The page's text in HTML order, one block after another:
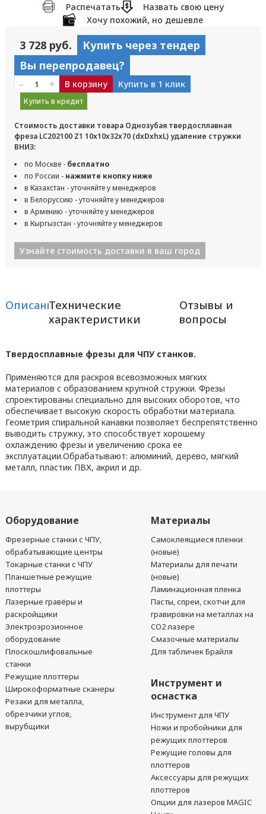
Распечатать
Назвать свою цену
Хочу похожий, но дешевле
3 728 руб.
Купить через тендер
Вы перепродавец?
– + В корзину Купить в 1 клик
Купить в кредит
Стоимость доставки товара Однозубая твердосплавная
фреза LC202100 Z1 10x10x32x70 (dxDxhxL) удаление стружки
ВНИЗ:
по Москве - бесплатно
по России - нажмите кнопку ниже
в Казахстан - уточняйте у менеджеров
в Белоруссию - уточняйте у менеджеров
в Армению - уточняйте у менеджеров
в Кыргызстан - уточняйте у менеджеров
Узнайте стоимость доставки в ваш город
ОписаниеТехнические
характеристики
Отзывы и
вопросы
Твердосплавные фрезы для ЧПУ станков.
Применяются для раскроя всевозможных мягких
материалов с образованием крупной стружки. Фрезы
спроектированы специально для высоких оборотов, что
обеспечивает высокую скорость обработки материала.
Геометрия спиральной канавки позволяет беспрепятственно
выводить стружку, это способствует хорошему
охлаждению фрезы и увеличению срока ее
эксплуатации.Обрабатывают: алюминий, дерево, мягкий
металл, пластик ПВХ, акрил и др.
Оборудование
Фрезерные станки с ЧПУ,
обрабатывающие центры
Токарные станки с ЧПУ
Планшетные режущие
плоттеры
Лазерные гравёры и
раскройщики
Электроэрозионное
оборудование
Плоскошлифовальные
станки
Режущие плоттеры
Широкоформатные сканеры
Резаки для металла,
обрезчики углов,
вырубщики
Материалы
Самоклеящиеся пленки
(новые)
Материалы для печати
(новые)
Ламинационная пленка
Пасты, спреи, скотчи для
гравировки на металлах на
CO2 лазере
Смазочные материалы
Для табличек Брайля
Инструмент и
оснастка
Инструмент для ЧПУ
Ножи и пробойники для
режущих плоттеров
Режущие головы для
плоттеров
Аксессуары для режущих
плоттеров
Опции для лазеров MAGIC